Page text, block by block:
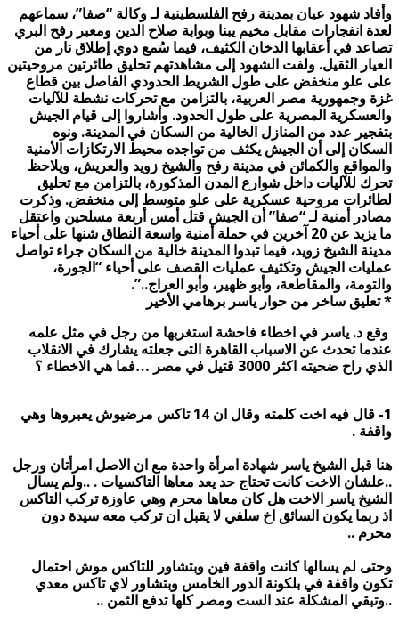
وأفاد شهود عيان بمدينة رفح الفلسطينية لـ وكالة “صفا”، سماعهم
لعدة انفجارات مقابل مخيم يبنا وبوابة صلاح الدين ومعبر رفح البري
تصاعد في أعقابها الدخان الكثيف، فيما سُمع دوي إطلاق نار من
العيار الثقيل. ولفت الشهود إلى مشاهدتهم تحليق طائرتين مروحيتين
على علو منخفض على طول الشريط الحدودي الفاصل بين قطاع
غزة وجمهورية مصر العربية، بالتزامن مع تحركات نشطة للآليات
والعسكرية المصرية على طول الحدود. وأشاروا إلى قيام الجيش
بتفجير عدد من المنازل الخالية من السكان في المدينة. ونوه
السكان إلى أن الجيش يكثف من تواجده محيط الارتكازات الأمنية
والمواقع والكمائن في مدينة رفح والشيخ زويد والعريش، ويلاحظ
تحرك للآليات داخل شوارع المدن المذكورة، بالتزامن مع تحليق
لطائرات مروحية عسكرية على علو متوسط إلى منخفض. وذكرت
مصادر أمنية لـ “صفا” أن الجيش قتل أمس أربعة مسلحين واعتقل
ما يزيد عن 20 آخرين في حملة أمنية واسعة النطاق شنها على أحياء
مدينة الشيخ زويد، فيما تبدوا المدينة خالية من السكان جراء تواصل
عمليات الجيش وتكثيف عمليات القصف على أحياء “الجورة،
والتومة، والمقاطعة، وأبو ظهير، وأبو العراج..”.
* تعليق ساخر من حوار ياسر برهامي الأخير
وقع د. ياسر في اخطاء فاحشة استغربها من رجل في مثل علمه
عندما تحدث عن الاسباب القاهرة التى جعلته يشارك في الانقلاب
الذي راح ضحيته اكثر 3000 قتيل في مصر …فما هي الاخطاء ؟
1- قال فيه اخت كلمته وقال ان 14 تاكس مرضيوش يعبروها وهي
واقفة .
هنا قبل الشيخ ياسر شهادة امرأة واحدة مع ان الاصل امرأتان ورجل
..علشان الاخت كانت تحتاج حد يعد معاها التاكسيات . ..ولم يسال
الشيخ ياسر الاخت هل كان معاها محرم وهي عاوزة تركب التاكس
اذ ربما يكون السائق اخ سلفي لا يقبل ان تركب معه سيدة دون
محرم ..
وحتى لم يسالها كانت واقفة فين وبتشاور للتاكس موش احتمال
تكون واقفة في بلكونة الدور الخامس وبتشاور لاي تاكس معدي
..وتبقي المشكلة عند الست ومصر كلها تدفع الثمن ..